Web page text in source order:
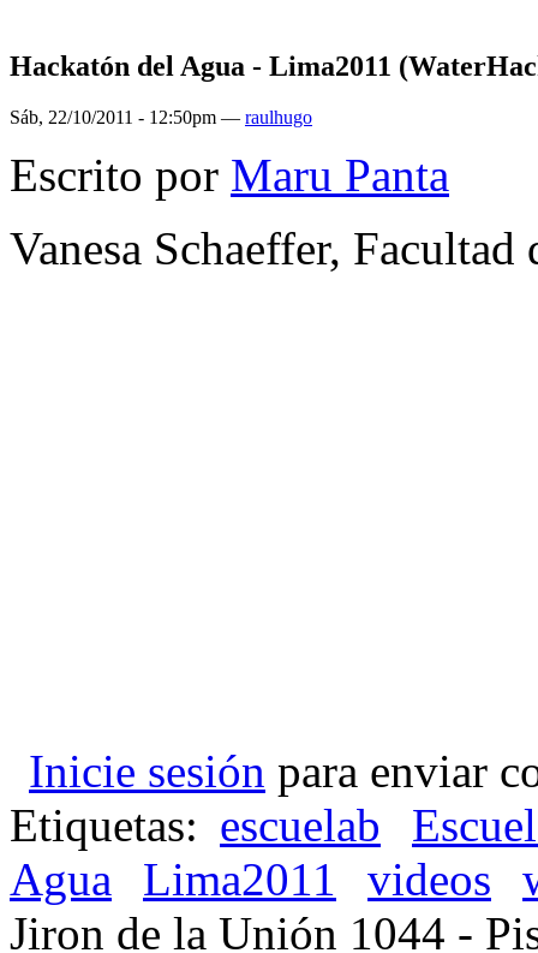
Hackatón del Agua - Lima2011
Sáb, 22/10/2011 - 12:50pm — raulhugo
Escrito por Maru Panta
Vanesa Schaeffer,
Inicie sesión para enviar
Etiquetas: escuelab
Agua
Lima2011 videos
Jiron de la Unión 1044 -